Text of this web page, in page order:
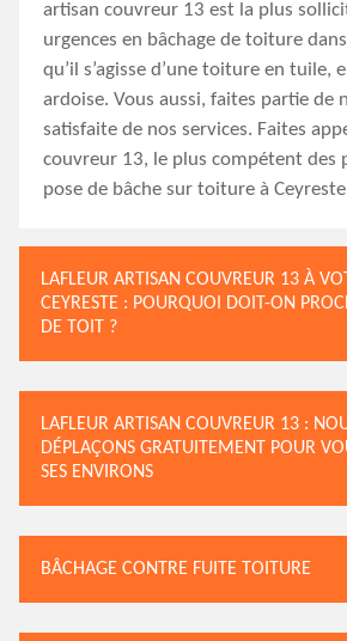
artisan couvreur 13 est la plus
urgences en bâchage de toiture
qu’il s’agisse d’une toiture en tuile,
ardoise. Vous aussi, faites partie de
satisfaite de nos services. Faites
couvreur 13, le plus compétent des
pose de bâche sur toiture à
LAFLEUR ARTISAN COUVREUR 13 À
CEYRESTE : POURQUOI DOIT-ON
DE TOIT ?
LAFLEUR ARTISAN COUVREUR 13 :
DÉPLAÇONS GRATUITEMENT POUR
SES ENVIRONS
BÂCHAGE CONTRE FUITE TOITURE